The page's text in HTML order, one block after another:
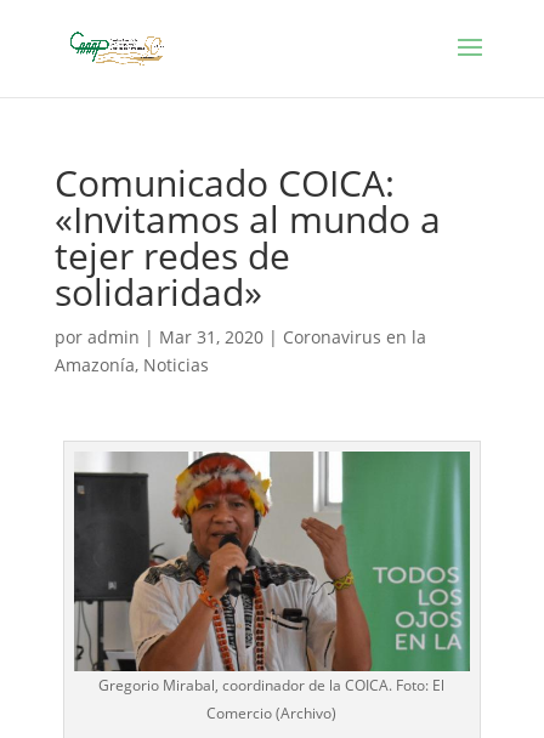
Comunicado COICA:
«Invitamos al mundo a
tejer redes de
solidaridad»
por admin | Mar 31, 2020| Coronavirus en la
Amazonía, Noticias
Gregorio Mirabal, coordinador de la COICA. Foto: El
Comercio (Archivo)